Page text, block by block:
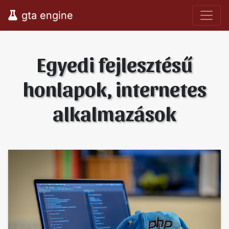
gta engine
Egyedi fejlesztésű
honlapok, internetes
alkalmazások